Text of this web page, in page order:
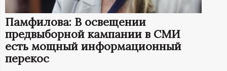
Й
Д
А
Памфилова: В освещении
предвыборной кампании в СМИ
есть мощный информационный
перекос